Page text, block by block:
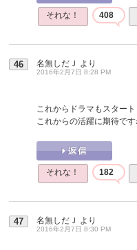
それな！ 408
46 名無しだＪ より
2016年2月7日 8:28 PM
これからドラマもスタート
これからの活躍に期待です
それな！ 182
47 名無しだＪ より
2016年2月7日 8:30 PM